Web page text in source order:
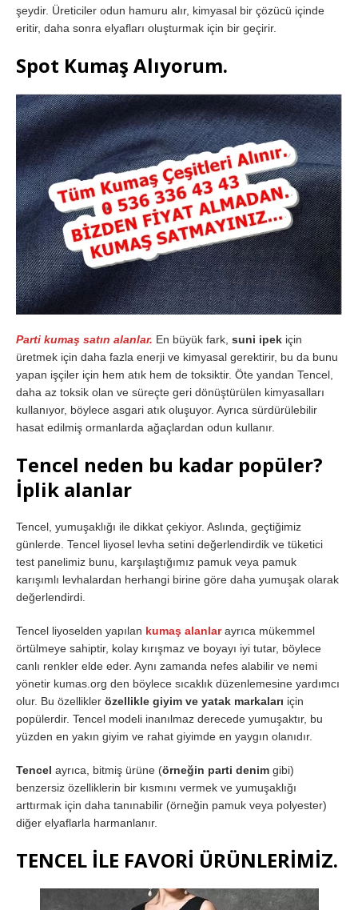
şeydir. Üreticiler odun hamuru alır, kimyasal bir çözücü içinde
eritir, daha sonra elyafları oluşturmak için bir geçirir.
Spot Kumaş Alıyorum.
Parti kumaş satın alanlar. En büyük fark, suni ipek için
üretmek için daha fazla enerji ve kimyasal gerektirir, bu da bunu
yapan işçiler için hem atık hem de toksiktir. Öte yandan Tencel,
daha az toksik olan ve süreçte geri dönüştürülen kimyasalları
kullanıyor, böylece asgari atık oluşuyor. Ayrıca sürdürülebilir
hasat edilmiş ormanlarda ağaçlardan odun kullanır.
Tencel neden bu kadar popüler?
İplik alanlar
Tencel, yumuşaklığı ile dikkat çekiyor. Aslında, geçtiğimiz
günlerde. Tencel liyosel levha setini değerlendirdik ve tüketici
test panelimiz bunu, karşılaştığımız pamuk veya pamuk
karışımlı levhalardan herhangi birine göre daha yumuşak olarak
değerlendirdi.
Tencel liyoselden yapılan kumaş alanlar ayrıca mükemmel
örtülmeye sahiptir, kolay kırışmaz ve boyayı iyi tutar, böylece
canlı renkler elde eder. Aynı zamanda nefes alabilir ve nemi
yönetir kumas.org den böylece sıcaklık düzenlemesine yardımcı
olur. Bu özellikler özellikle giyim ve yatak markaları için
popülerdir. Tencel modeli inanılmaz derecede yumuşaktır, bu
yüzden en yakın giyim ve rahat giyimde en yaygın olanıdır.
Tencel ayrıca, bitmiş ürüne (örneğin parti denim gibi)
benzersiz özelliklerin bir kısmını vermek ve yumuşaklığı
arttırmak için daha tanınabilir (örneğin pamuk veya polyester)
diğer elyaflarla harmanlanır.
TENCEL İLE FAVORİ ÜRÜNLERİMİZ.